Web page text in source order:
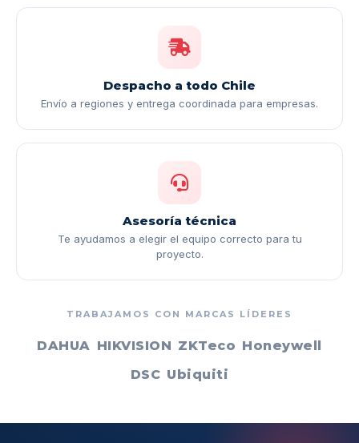
Despacho a todo Chile
Envío a regiones y entrega coordinada para empresas.
Asesoría técnica
Te ayudamos a elegir el equipo correcto para tu
proyecto.
TRABAJAMOS CON MARCAS LÍDERES
DAHUA HIKVISION ZKTeco Honeywell
DSC Ubiquiti